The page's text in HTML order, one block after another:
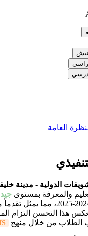
العامة
الدولية - مدينة
جيد
للعام الدراسي 2024-2025،
هذا التحسن التزام
الطلاب من خلال منهج